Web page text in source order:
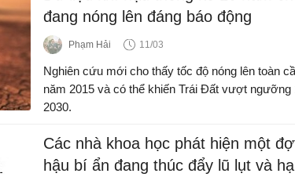
đang nóng lên đáng báo động
Phạm Hải 11/03
Nghiên cứu mới cho thấy tốc độ nóng lên toàn
năm 2015 và có thể khiến Trái Đất vượt ngưỡng
2030.
Các nhà khoa học phát hiện một
hậu bí ẩn đang thúc đẩy lũ lụt và